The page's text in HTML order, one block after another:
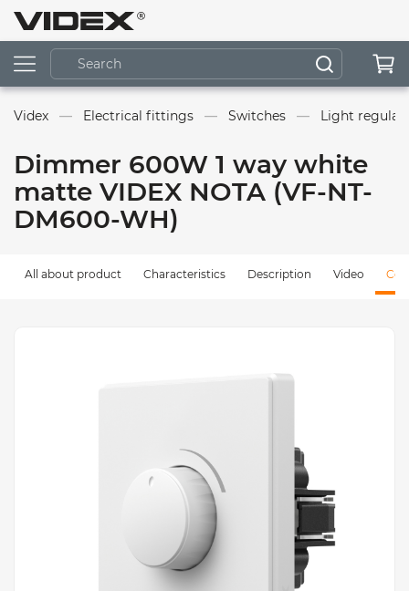
Videx Electrical fittings Switches Light
Dimmer 600W 1 way white
matte VIDEX NOTA (VF-NT-
DM600-WH)
All about product Characteristics Description Video